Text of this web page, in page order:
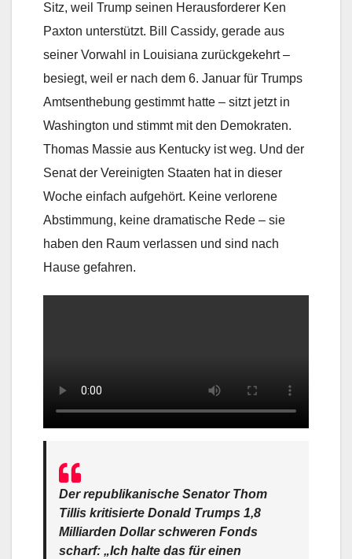
Sitz, weil Trump seinen Herausforderer Ken
Paxton unterstützt. Bill Cassidy, gerade aus
seiner Vorwahl in Louisiana zurückgekehrt –
besiegt, weil er nach dem 6. Januar für Trumps
Amtsenthebung gestimmt hatte – sitzt jetzt in
Washington und stimmt mit den Demokraten.
Thomas Massie aus Kentucky ist weg. Und der
Senat der Vereinigten Staaten hat in dieser
Woche einfach aufgehört. Keine verlorene
Abstimmung, keine dramatische Rede – sie
haben den Raum verlassen und sind nach
Hause gefahren.
Der republikanische Senator Thom
Tillis kritisierte Donald Trumps 1,8
Milliarden Dollar schweren Fonds
scharf: „Ich halte das für einen